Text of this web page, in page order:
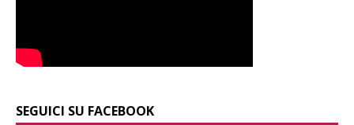
SEGUICI SU FACEBOOK